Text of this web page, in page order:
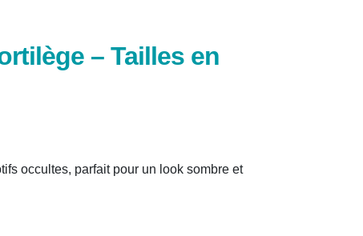
– Tailles en
occultes, parfait pour un look sombre et